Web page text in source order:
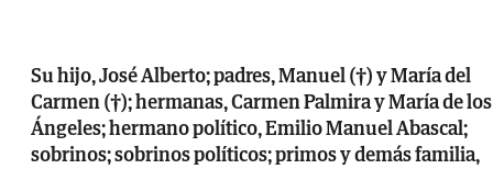
Su hijo, José Alberto; padres, Manuel (†) y María del
Carmen (†); hermanas, Carmen Palmira y María de los
Ángeles; hermano político, Emilio Manuel Abascal;
sobrinos; sobrinos políticos; primos y demás familia,